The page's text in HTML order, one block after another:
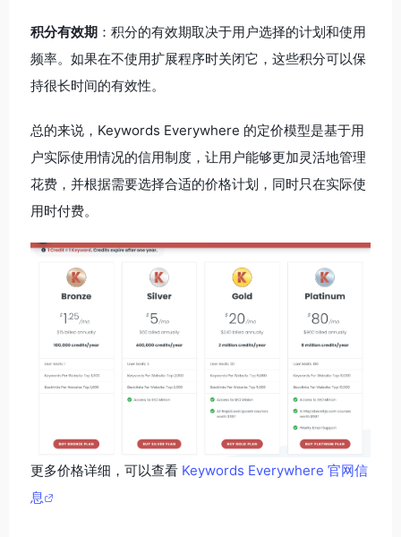
积分有效期 ：积分的有效期取决于用户选择的计划和使用
频率。如果在不使用扩展程序时关闭它，这些积分可以保
持很长时间的有效性。
总的来说，Keywords Everywhere 的定价模型是基于用
户实际使用情况的信用制度，让用户能够更加灵活地管理
花费，并根据需要选择合适的价格计划，同时只在实际使
用时付费。
更多价格详细，可以查看 Keywords Everywhere 官网信
息